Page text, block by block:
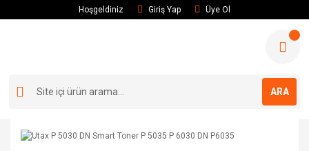
Hoşgeldiniz Giriş Yap Üye Ol
ARA